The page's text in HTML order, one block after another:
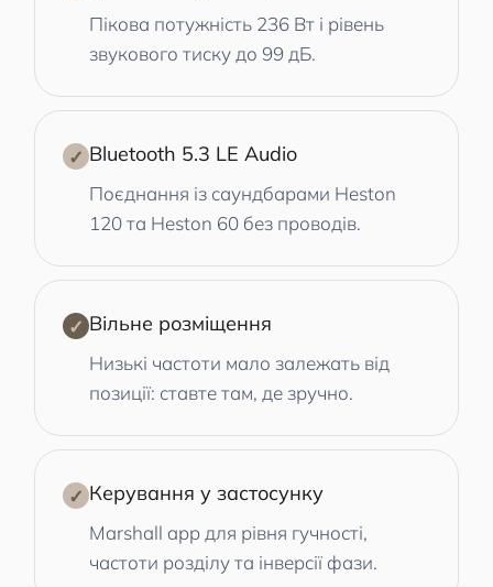
Пікова потужність 236 Вт і рівень
звукового тиску до 99 дБ.
✓ Bluetooth 5.3 LE Audio
Поєднання із саундбарами Heston
120 та Heston 60 без проводів.
✓ Вільне розміщення
Низькі частоти мало залежать від
позиції: ставте там, де зручно.
✓ Керування у застосунку
Marshall app для рівня гучності,
частоти розділу та інверсії фази.